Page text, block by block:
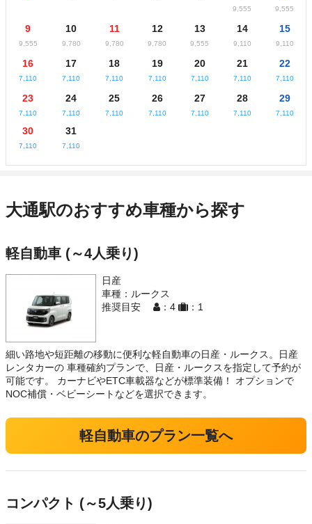
9,555 9,555
9
9,555
10
9,780
11
9,780
12
9,780
13
9,555
14
9,110
15
9,110
16
7,110
17
7,110
18
7,110
19
7,110
20
7,110
21
7,110
22
7,110
23
7,110
24
7,110
25
7,110
26
7,110
27
7,110
28
7,110
29
7,110
30
7,110
31
7,110
大通駅のおすすめ車種から探す
軽自動車 (～4人乗り)
日産
車種：ルークス
推奨目安
：4 ：1
細い路地や短距離の移動に便利な軽自動車の日産・ルークス。日産
レンタカーの 車種確約プランで、日産・ルークスを指定して予約が
可能です。 カーナビやETC車載器などが標準装備！ オプションで
NOC補償・ベビーシートなどを選択できます。
軽自動車のプラン一覧へ
コンパクト (～5人乗り)